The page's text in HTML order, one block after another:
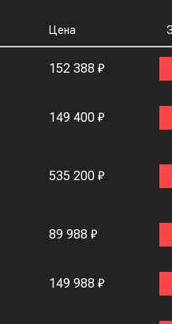
Цена
152 388 ₽
149 400 ₽
535 200 ₽
89 988 ₽
149 988 ₽